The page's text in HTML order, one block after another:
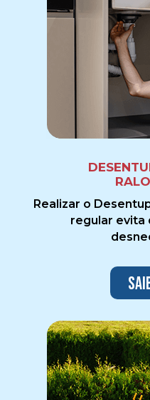
Realizar o
regular evita